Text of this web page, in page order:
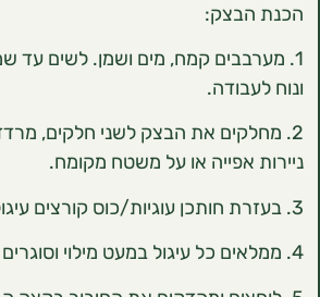
קמח, מים ושמן. לשים עד שמתקבל
או על משטח מקומח.